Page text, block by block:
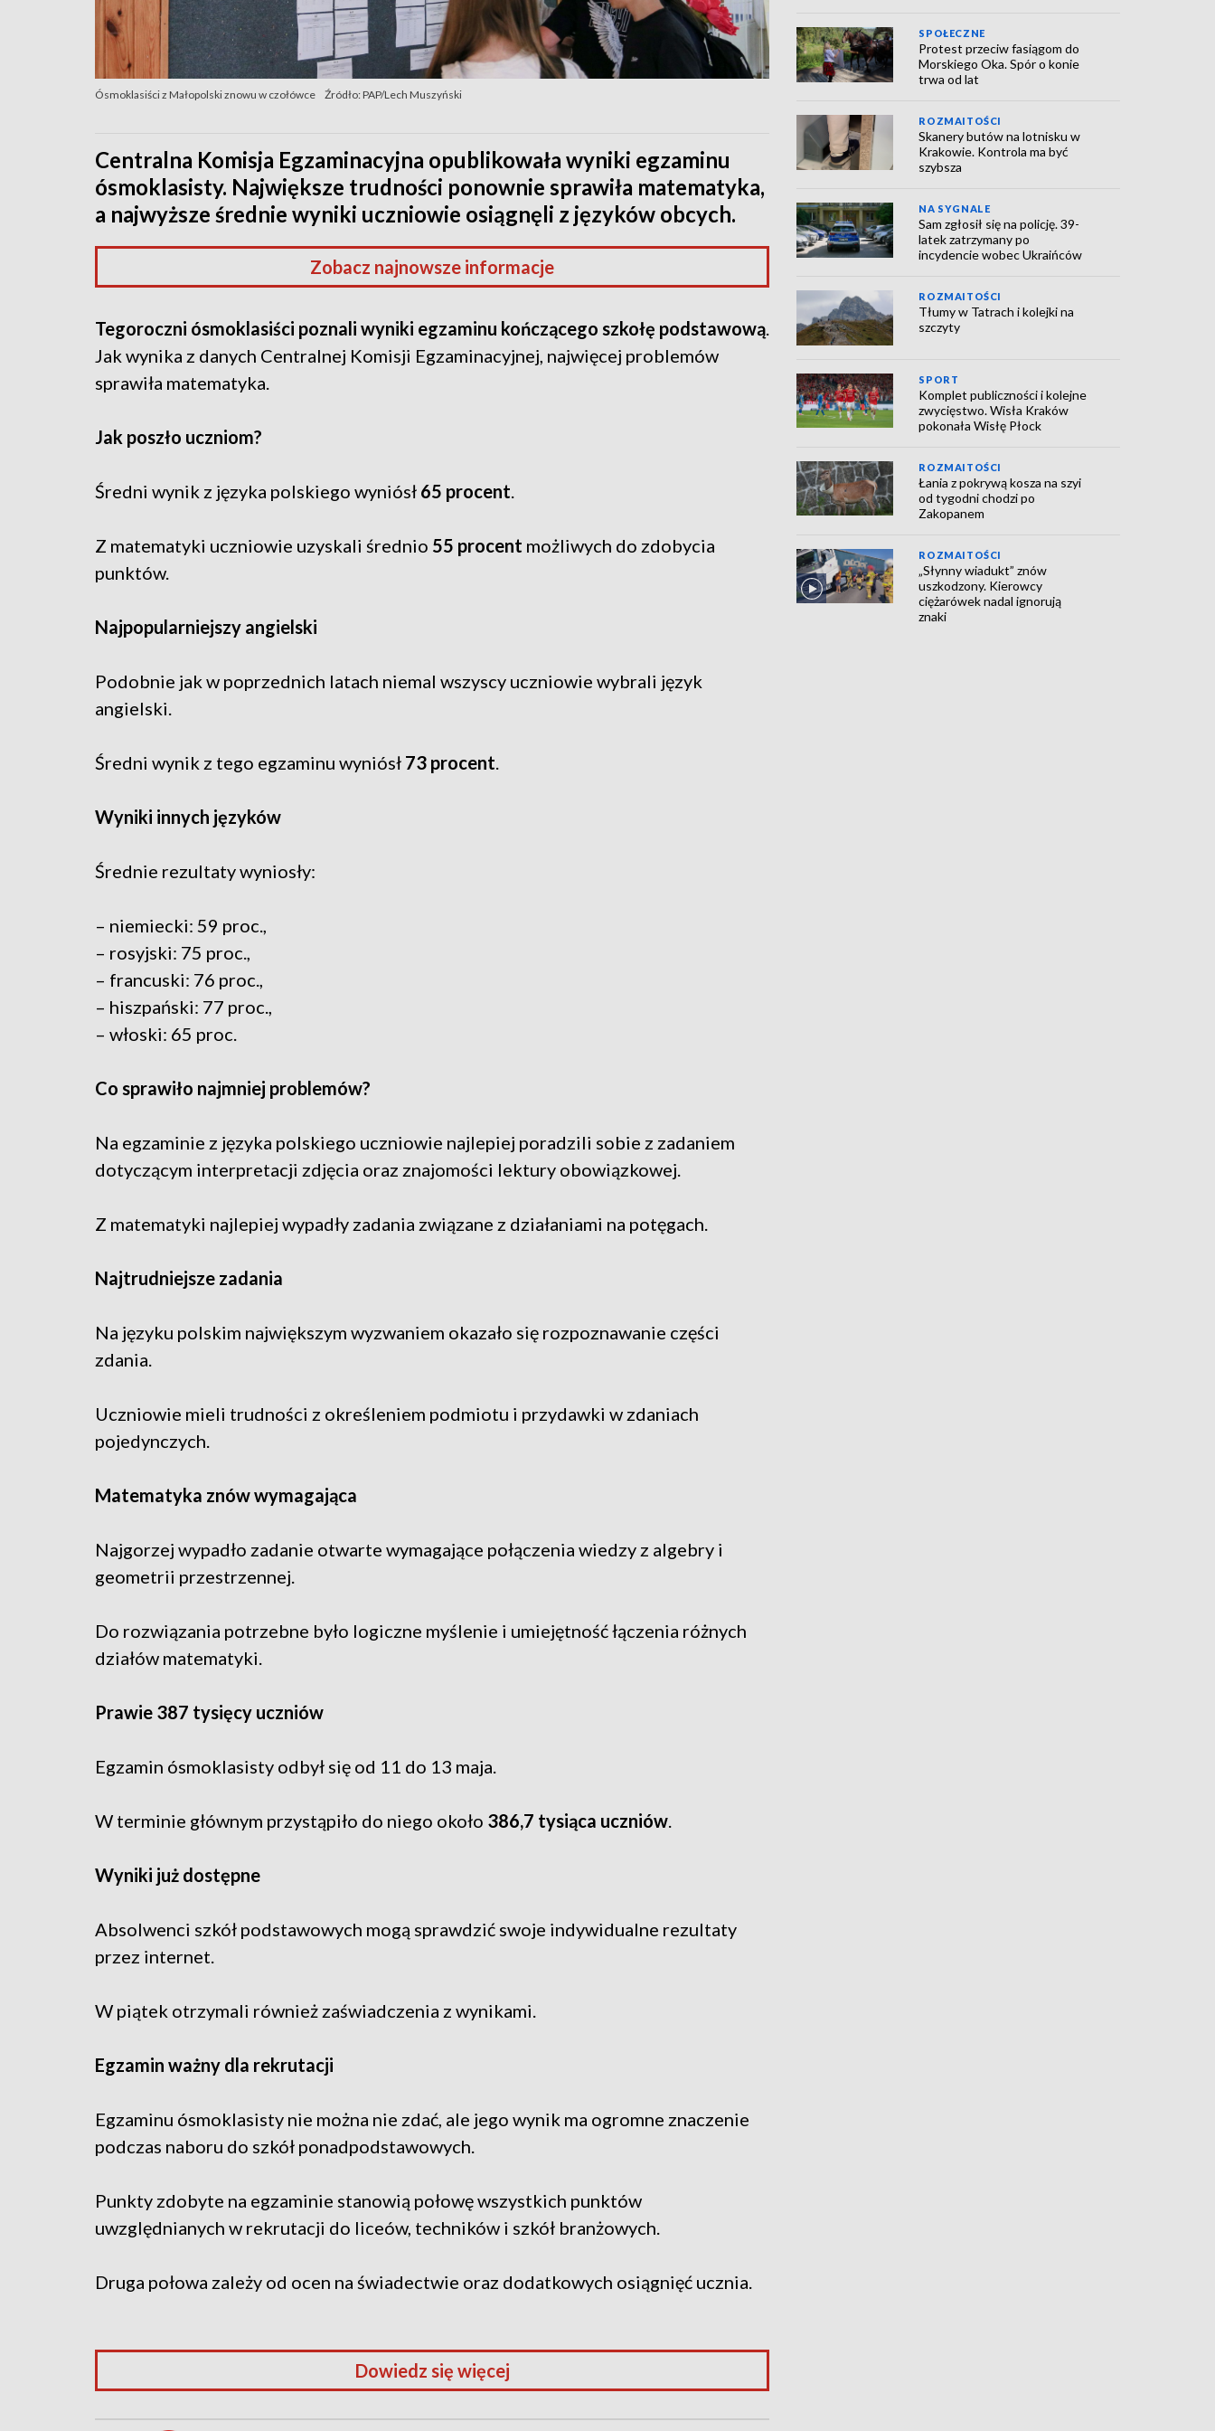
Ósmoklasiści z Małopolski znowu w czołówce Źródło: PAP/Lech Muszyński
Centralna Komisja Egzaminacyjna opublikowała wyniki egzaminu
ósmoklasisty. Największe trudności ponownie sprawiła matematyka,
a najwyższe średnie wyniki uczniowie osiągnęli z języków obcych.
Zobacz najnowsze informacje
Tegoroczni ósmoklasiści poznali wyniki egzaminu kończącego szkołę podstawową
Jak wynika z danych Centralnej Komisji Egzaminacyjnej, najwięcej problemów
sprawiła matematyka.
Jak poszło uczniom?
Średni wynik z języka polskiego wyniósł 65 procent
Z matematyki uczniowie uzyskali średnio 55 procent możliwych do zdobycia
punktów.
Najpopularniejszy angielski
Podobnie jak w poprzednich latach niemal wszyscy uczniowie wybrali język
angielski.
Średni wynik z tego egzaminu wyniósł 73 procent
Wyniki innych języków
Średnie rezultaty wyniosły:
– niemiecki: 59 proc.,
– rosyjski: 75 proc.,
– francuski: 76 proc.,
– hiszpański: 77 proc.,
– włoski: 65 proc.
Co sprawiło najmniej problemów?
Na egzaminie z języka polskiego uczniowie najlepiej poradzili sobie z zadaniem
dotyczącym interpretacji zdjęcia oraz znajomości lektury obowiązkowej.
Z matematyki najlepiej wypadły zadania związane z działaniami na potęgach.
Najtrudniejsze zadania
Na języku polskim największym wyzwaniem okazało się rozpoznawanie części
zdania.
Uczniowie mieli trudności z określeniem podmiotu i przydawki w zdaniach
pojedynczych.
Matematyka znów wymagająca
Najgorzej wypadło zadanie otwarte wymagające połączenia wiedzy z algebry i
geometrii przestrzennej.
Do rozwiązania potrzebne było logiczne myślenie i umiejętność łączenia różnych
działów matematyki.
Prawie 387 tysięcy uczniów
Egzamin ósmoklasisty odbył się od 11 do 13 maja.
W terminie głównym przystąpiło do niego około 386,7 tysiąca uczniów
Wyniki już dostępne
Absolwenci szkół podstawowych mogą sprawdzić swoje indywidualne rezultaty
przez internet.
W piątek otrzymali również zaświadczenia z wynikami.
Egzamin ważny dla rekrutacji
Egzaminu ósmoklasisty nie można nie zdać, ale jego wynik ma ogromne znaczenie
podczas naboru do szkół ponadpodstawowych.
Punkty zdobyte na egzaminie stanowią połowę wszystkich punktów
uwzględnianych w rekrutacji do liceów, techników i szkół branżowych.
Druga połowa zależy od ocen na świadectwie oraz dodatkowych osiągnięć ucznia.
Dowiedz się więcej
SPOŁECZNE
Protest przeciw fasiągom do
Morskiego Oka. Spór o konie
trwa od lat
ROZMAITOŚCI
Skanery butów na lotnisku w
Krakowie. Kontrola ma być
szybsza
NA SYGNALE
Sam zgłosił się na policję. 39-
latek zatrzymany po
incydencie wobec Ukraińców
ROZMAITOŚCI
Tłumy w Tatrach i kolejki na
szczyty
SPORT
Komplet publiczności i kolejne
zwycięstwo. Wisła Kraków
pokonała Wisłę Płock
ROZMAITOŚCI
Łania z pokrywą kosza na szyi
od tygodni chodzi po
Zakopanem
ROZMAITOŚCI
„Słynny wiadukt” znów
uszkodzony. Kierowcy
ciężarówek nadal ignorują
znaki